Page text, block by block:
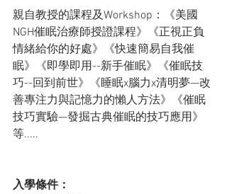
親自教授的課程及Workshop：《美國
NGH催眠治療師授證課程》《正視正負
情緒給你的好處》《快速簡易自我催
眠》《即學即用--新手催眠》《催眠技
巧--回到前世》《睡眠x腦力x清明夢—改
善專注力與記憶力的懶人方法》《催眠
技巧實驗—發掘古典催眠的技巧應用》
等.....
入學條件：